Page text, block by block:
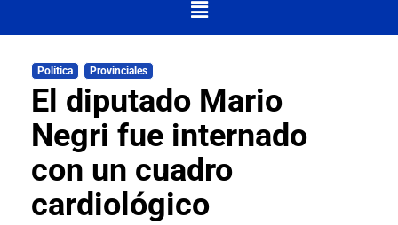
Política Provinciales
El diputado Mario
Negri fue internado
con un cuadro
cardiológico